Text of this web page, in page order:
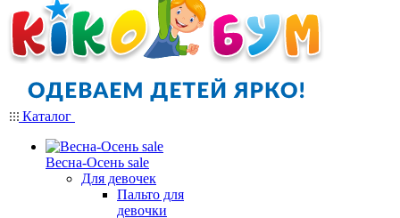
Каталог
Весна-Осень sale
Для девочек
Пальто для
девочки